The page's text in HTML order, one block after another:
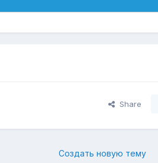
Share
Создать новую тему